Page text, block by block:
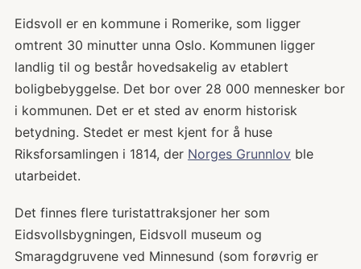
Eidsvoll er en kommune i Romerike, som ligger
omtrent 30 minutter unna Oslo. Kommunen ligger
landlig til og består hovedsakelig av etablert
boligbebyggelse. Det bor over 28 000 mennesker bor
i kommunen. Det er et sted av enorm historisk
betydning. Stedet er mest kjent for å huse
Riksforsamlingen i 1814, der Norges Grunnlovble
utarbeidet.
Det finnes flere turistattraksjoner her som
Eidsvollsbygningen, Eidsvoll museum og
Smaragdgruvene ved Minnesund (som forøvrig er